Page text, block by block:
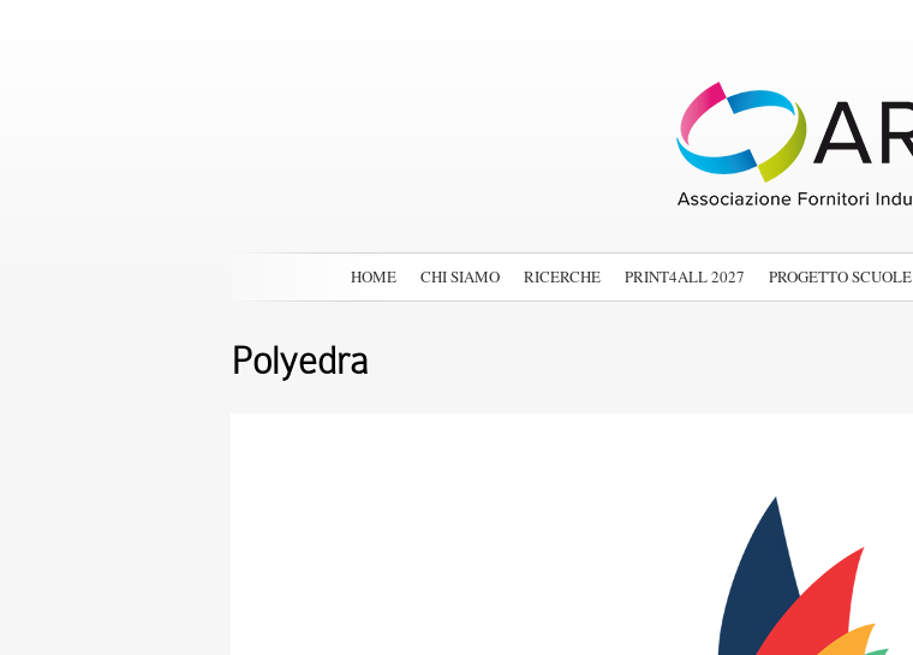
HOME CHI SIAMO RICERCHE PRINT4ALL 2027 PROGETTO SCUOLE
Polyedra